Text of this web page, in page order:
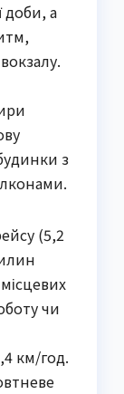
доби, а
з
(5,2
чи
км/год.